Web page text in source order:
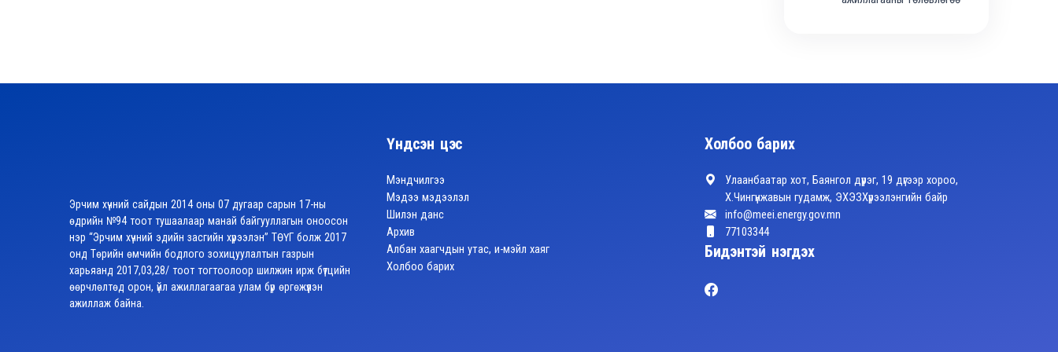
Эрчим хүчний сайдын 2014 оны 07 дугаар сарын 17-ны
өдрийн №94 тоот тушаалаар манай байгууллагын оноосон
нэр “Эрчим хүчний эдийн засгийн хүрээлэн” ТӨҮГ болж 2017
онд Төрийн өмчийн бодлого зохицуулалтын газрын
харьяанд 2017,03,28/ тоот тогтоолоор шилжин ирж бүтцийн
өөрчлөлтөд орон, үйл ажиллагаагаа улам бүр өргөжүүлэн
ажиллаж байна.
Үндсэн цэс
Мэндчилгээ
Мэдээ мэдээлэл
Шилэн данс
Архив
Албан хаагчдын утас, и-мэйл хаяг
Холбоо барих
Холбоо барих
Улаанбаатар хот, Баянгол дүүрэг, 19 дүгээр хороо,
Х.Чингүнжавын гудамж, ЭХЭЗХүрээлэнгийн байр
info@meei.energy.gov.mn
77103344
Бидэнтэй нэгдэх